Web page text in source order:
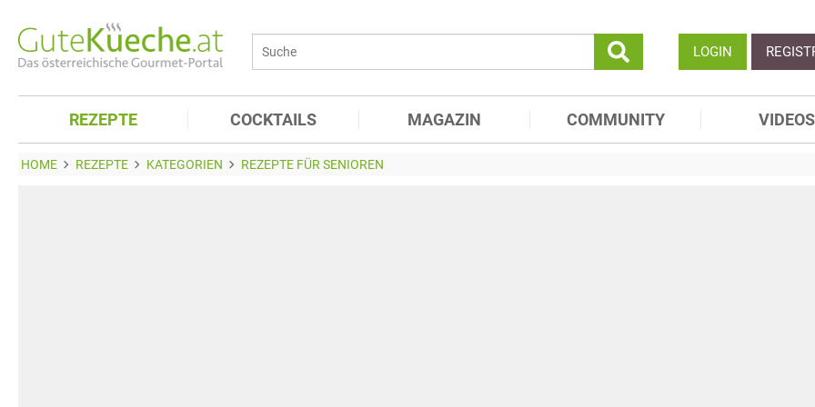
LOGIN
REZEPTE COCKTAILS MAGAZIN COMMUNITY VIDEOS
HOME REZEPTE KATEGORIEN REZEPTE FÜR SENIOREN